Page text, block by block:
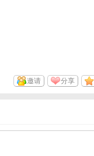
分享
邀请